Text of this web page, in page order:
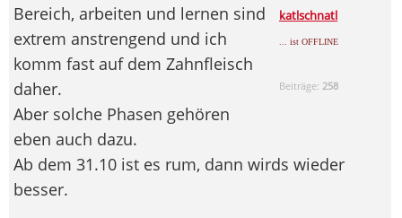
katlschnatl
... ist OFFLINE
Beiträge: 258
Bereich, arbeiten und lernen sind
extrem anstrengend und ich
komm fast auf dem Zahnfleisch
daher.
Aber solche Phasen gehören
eben auch dazu.
Ab dem 31.10 ist es rum, dann wirds wieder
besser.